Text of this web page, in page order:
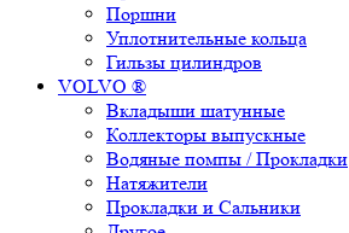
Поршни
Уплотнительные кольца
Гильзы цилиндров
VOLVO ®
Вкладыши шатунные
Коллекторы выпускные
Водяные помпы / Прокладки
Натяжители
Прокладки и Сальники